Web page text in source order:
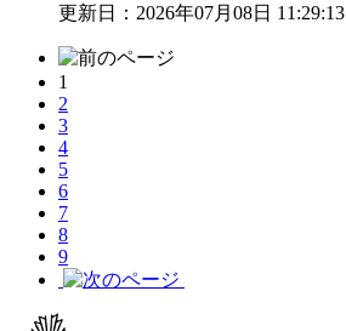
更新日：2026年07月08日 11:29:13
1
2
3
4
5
6
7
8
9